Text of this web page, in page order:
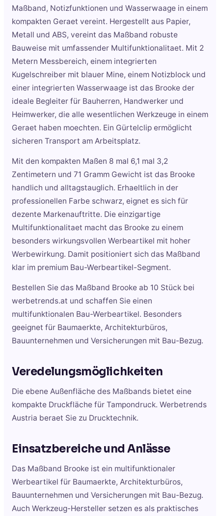
Maßband, Notizfunktionen und Wasserwaage in einem
kompakten Geraet vereint. Hergestellt aus Papier,
Metall und ABS, vereint das Maßband robuste
Bauweise mit umfassender Multifunktionalitaet. Mit 2
Metern Messbereich, einem integrierten
Kugelschreiber mit blauer Mine, einem Notizblock und
einer integrierten Wasserwaage ist das Brooke der
ideale Begleiter für Bauherren, Handwerker und
Heimwerker, die alle wesentlichen Werkzeuge in einem
Geraet haben moechten. Ein Gürtelclip ermöglicht
sicheren Transport am Arbeitsplatz.
Mit den kompakten Maßen 8 mal 6,1 mal 3,2
Zentimetern und 71 Gramm Gewicht ist das Brooke
handlich und alltagstauglich. Erhaeltlich in der
professionellen Farbe schwarz, eignet es sich für
dezente Markenauftritte. Die einzigartige
Multifunktionalitaet macht das Brooke zu einem
besonders wirkungsvollen Werbeartikel mit hoher
Werbewirkung. Damit positioniert sich das Maßband
klar im premium Bau-Werbeartikel-Segment.
Bestellen Sie das Maßband Brooke ab 10 Stück bei
werbetrends.at und schaffen Sie einen
multifunktionalen Bau-Werbeartikel. Besonders
geeignet für Baumaerkte, Architekturbüros,
Bauunternehmen und Versicherungen mit Bau-Bezug.
Veredelungsmöglichkeiten
Die ebene Außenfläche des Maßbands bietet eine
kompakte Druckfläche für Tampondruck. Werbetrends
Austria beraet Sie zu Drucktechnik.
Einsatzbereiche und Anlässe
Das Maßband Brooke ist ein multifunktionaler
Werbeartikel für Baumaerkte, Architekturbüros,
Bauunternehmen und Versicherungen mit Bau-Bezug.
Auch Werkzeug-Hersteller setzen es als praktisches